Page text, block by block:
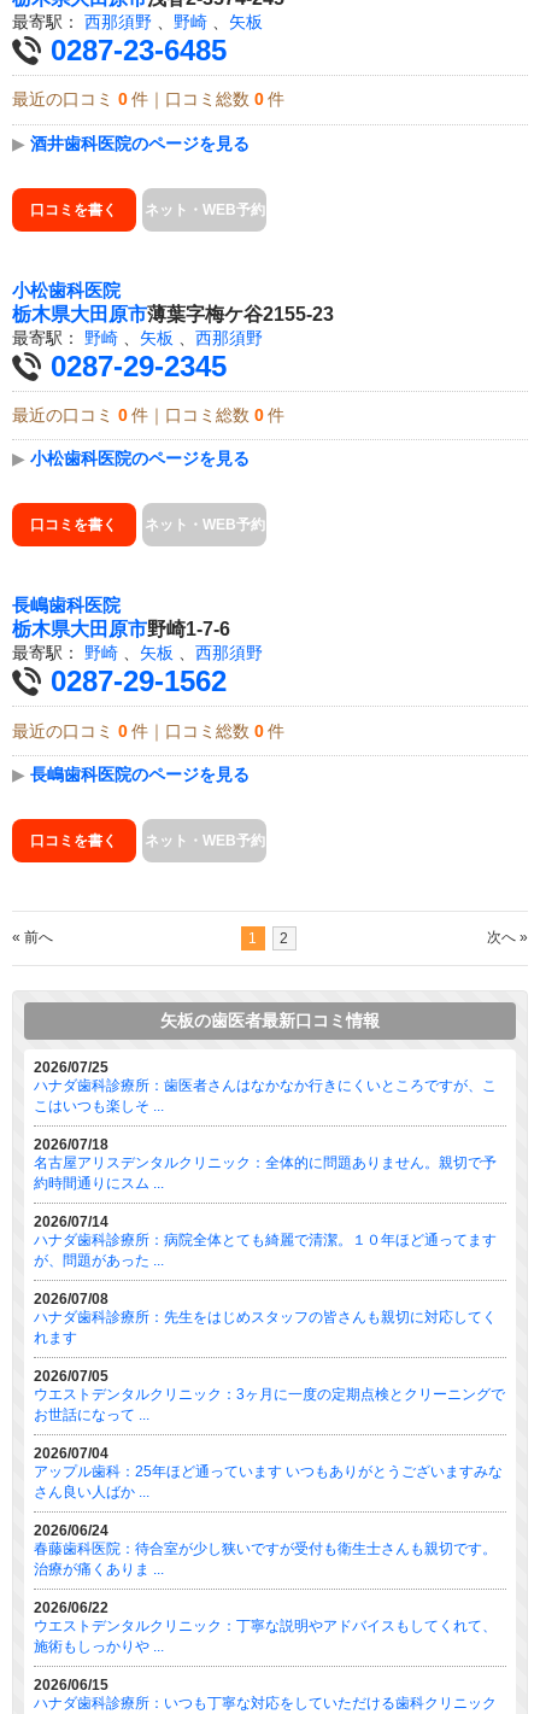
最寄駅： 西那須野 野崎 矢板
0287-23-6485
最近の口コミ 0 件｜口コミ総数 0 件
▶ 酒井歯科医院のページを見る
口コミを書く ネット・WEB予約
小松歯科医院
栃木県大田原市薄葉字梅ケ谷2155-23
最寄駅： 野崎 矢板 西那須野
0287-29-2345
最近の口コミ 0 件｜口コミ総数 0 件
▶ 小松歯科医院のページを見る
口コミを書く ネット・WEB予約
長嶋歯科医院
栃木県大田原市野崎1-7-6
最寄駅： 野崎 、 矢板 、 西那須野
0287-29-1562
最近の口コミ 0 件｜口コミ総数 0 件
▶ 長嶋歯科医院のページを見る
口コミを書く ネット・WEB予約
« 前へ 1 2 次へ »
矢板の歯医者最新口コミ情報
2026/07/25
ハナダ歯科診療所：歯医者さんはなかなか行きにくいところですが、こ
こはいつも楽しそ ...
2026/07/18
名古屋アリスデンタルクリニック：全体的に問題ありません。親切で予
約時間通りにスム ...
2026/07/14
ハナダ歯科診療所：病院全体とても綺麗で清潔。１０年ほど通ってます
が、問題があった ...
2026/07/08
ハナダ歯科診療所：先生をはじめスタッフの皆さんも親切に対応してく
れます
2026/07/05
ウエストデンタルクリニック：3ヶ月に一度の定期点検とクリーニングで
お世話になって ...
2026/07/04
アップル歯科：25年ほど通っています いつもありがとうございますみな
さん良い人ばか ...
2026/06/24
春藤歯科医院：待合室が少し狭いですが受付も衛生士さんも親切です。
治療が痛くありま ...
2026/06/22
ウエストデンタルクリニック：丁寧な説明やアドバイスもしてくれて、
施術もしっかりや ...
2026/06/15
ハナダ歯科診療所：いつも丁寧な対応をしていただける歯科クリニック